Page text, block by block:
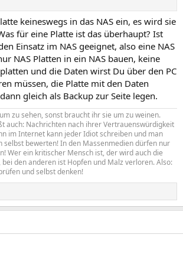
keineswegs in das NAS ein, es wird sie
für eine Platte ist das überhaupt? Ist
Einsatz im NAS geeignet, also eine NAS
NAS Platten in ein NAS bauen, keine
und die Daten wirst Du über den PC
müssen, die Platte mit den Daten
gleich als Backup zur Seite legen.
zu sehen, sonst braucht ihr sie um zu weinen.
auch: Nachrichten nach ihrer Vertrauenswürdigkeit
im Internet kann jeder Idiot schreiben und man
bewerten! In den Massenmedien dürfen nur
Wer ein kritischer Mensch ist, der wird auch die
den anderen ist Hopfen und Malz verloren. Also:
und selbst denken!